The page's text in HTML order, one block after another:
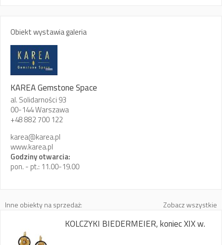
Obiekt wystawia galeria
KAREA Gemstone Space
al. Solidarności 93
00-144 Warszawa
+48 882 700 122
karea@karea.pl
www.karea.pl
Godziny otwarcia:
pon. - pt.: 11.00-19.00
Inne obiekty na sprzedaż: Zobacz wszystkie
KOLCZYKI BIEDERMEIER, koniec XIX w.